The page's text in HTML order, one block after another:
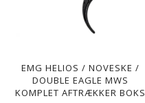
EMG HELIOS / NOVESKE /
DOUBLE EAGLE MWS
KOMPLET AFTRÆKKER BOKS